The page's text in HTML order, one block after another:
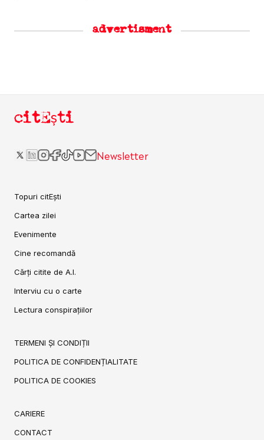
advertisment
citEști
Newsletter
Topuri citEști
Cartea zilei
Evenimente
Cine recomandă
Cărți citite de A.I.
Interviu cu o carte
Lectura conspirațiilor
TERMENI ȘI CONDIȚII
POLITICA DE CONFIDENȚIALITATE
POLITICA DE COOKIES
CARIERE
CONTACT